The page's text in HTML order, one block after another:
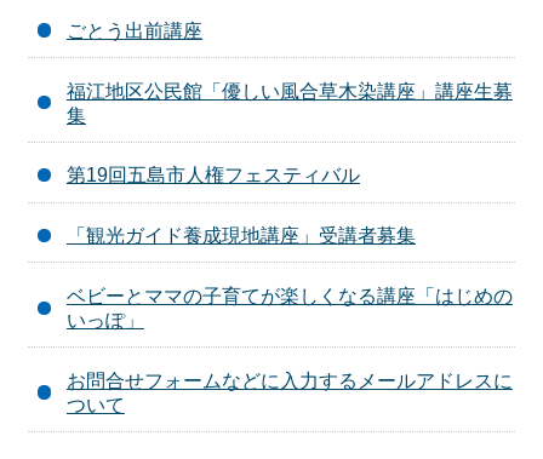
ごとう出前講座
福江地区公民館「優しい風合草木染講座」講座生募
集
第19回五島市人権フェスティバル
「観光ガイド養成現地講座」受講者募集
ベビーとママの子育てが楽しくなる講座「はじめの
いっぽ」
お問合せフォームなどに入力するメールアドレスに
ついて